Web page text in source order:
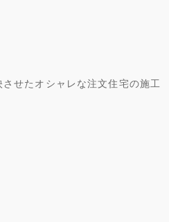
せたオシャレな注文住宅の施工